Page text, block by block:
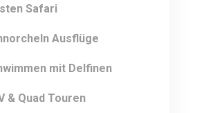
Safari
Ausflüge
mit Delfinen
& Quad Touren